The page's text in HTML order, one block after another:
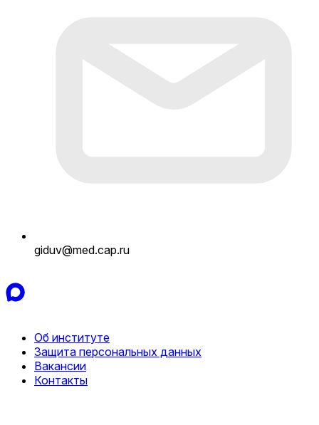
giduv@med.cap.ru
Об институте
Защита персональных данных
Вакансии
Контакты